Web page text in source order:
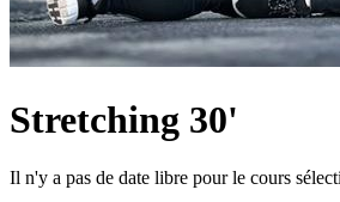
Stretching 30'
Il n'y a pas de date libre pour le cours